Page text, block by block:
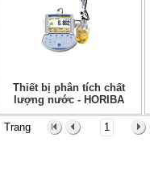
Thiết bị phân tích chất
lượng nước - HORIBA
Trang 1